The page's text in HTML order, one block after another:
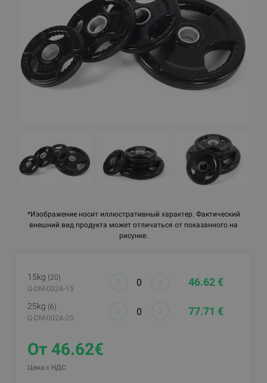
*Изображение носит иллюстративный характер. Фактический
внешний вид продукта может отличаться от показанного на
рисунке.
15kg (20)
G-DM-002A-15
46.62 €
25kg (6)
G-DM-002A-25
77.71 €
От 46.62€
Цена с НДС